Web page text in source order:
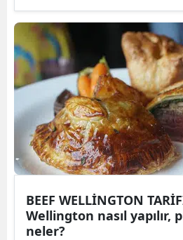
BEEF WELLİNGTON
Wellington nasıl yapılır,
neler?